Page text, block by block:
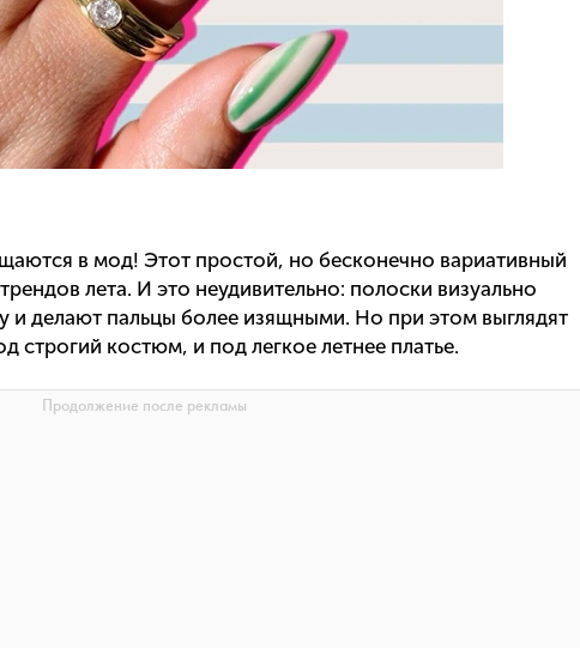
в мод! Этот простой, но бесконечно вариативный
лета. И это неудивительно: полоски визуально
и делают пальцы более изящными. Но при этом выглядят
строгий костюм, и под легкое летнее платье.